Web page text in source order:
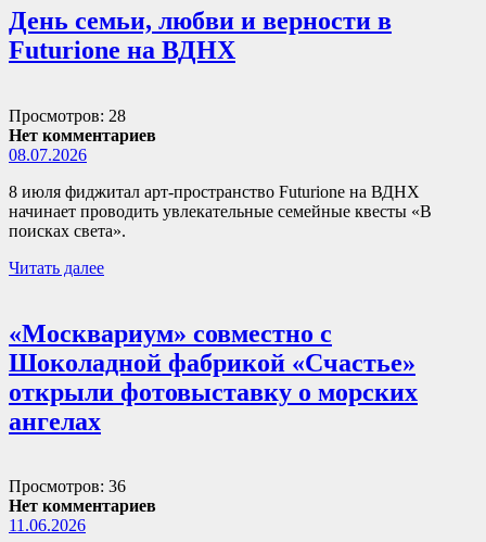
День семьи, любви и верности в
Futurione на ВДНХ
Просмотров: 28
Нет комментариев
08.07.2026
8 июля фиджитал арт-пространство Futurione на ВДНХ
начинает проводить увлекательные семейные квесты «В
поисках света».
Читать далее
«Москвариум» совместно с
Шоколадной фабрикой «Счастье»
открыли фотовыставку о морских
ангелах
Просмотров: 36
Нет комментариев
11.06.2026